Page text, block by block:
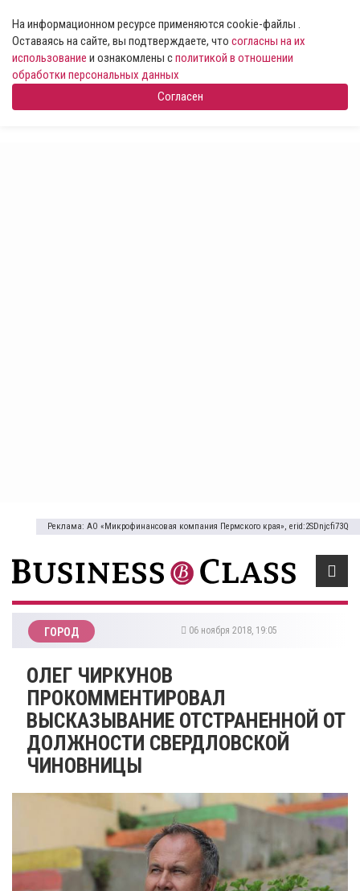
На информационном ресурсе применяются cookie-файлы .
Оставаясь на сайте, вы подтверждаете, что согласны на их
использование и ознакомлены сполитикой в отношении
обработки персональных данных
Согласен
Реклама: АО «Микрофинансовая компания Пермского края», erid:2SDnjcfi73Q
ГОРОД 06 ноября 2018, 19:05
ОЛЕГ ЧИРКУНОВ
ПРОКОММЕНТИРОВАЛ
ВЫСКАЗЫВАНИЕ ОТСТРАНЕННОЙ ОТ
ДОЛЖНОСТИ СВЕРДЛОВСКОЙ
ЧИНОВНИЦЫ